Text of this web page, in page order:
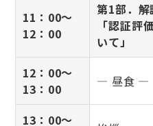
11：00～
12：00
第1部．解
「認証評
いて」
12：00～
13：00
― 昼食 ―
13：00～